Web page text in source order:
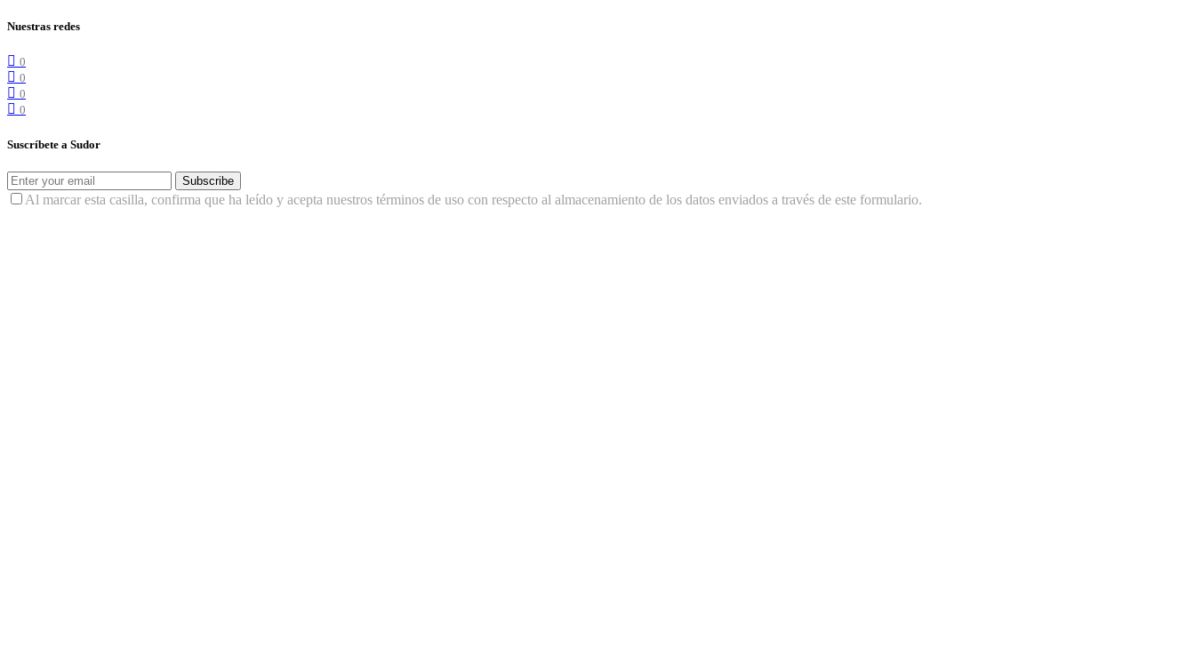
Nuestras redes
0
0
0
0
Suscríbete a Sudor
Subscribe
Al marcar esta casilla, confirma que ha leído y acepta nuestros términos de uso con respecto al almacenamiento de los datos enviados a través de este formulario.